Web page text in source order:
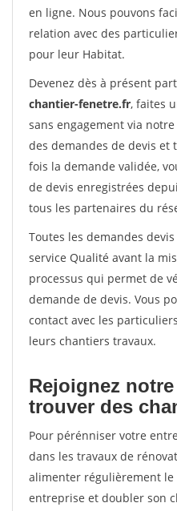
en ligne. Nous pouvons
relation avec des
pour leur Habitat.
Devenez dès à présent
chantier-fenetre.fr, faites
sans engagement via
des demandes de devis et
fois la demande validée,
de devis enregistrées
tous les partenaires du
Toutes les demandes
service Qualité avant la
processus qui permet de
demande de devis. Vous
contact avec les
leurs chantiers travaux.
Rejoignez
trouver des
Pour pérénniser votre
dans les travaux de
alimenter régulièrement
entreprise et doubler son